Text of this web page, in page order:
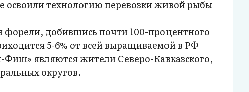
освоили технологию перевозки живой рыбы
форели, добившись почти 100-процентного
5-6% от всей выращиваемой в РФ
являются жители Северо-Кавказского,
округов.